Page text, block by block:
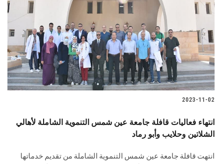
2023-11-02
انتهاء فعاليات قافلة جامعة عين شمس التنموية الشاملة لأهالي
الشلاتين وحلايب وأبو رماد
انتهت قافلة جامعة عين شمس التنموية الشاملة من تقديم خدماتها